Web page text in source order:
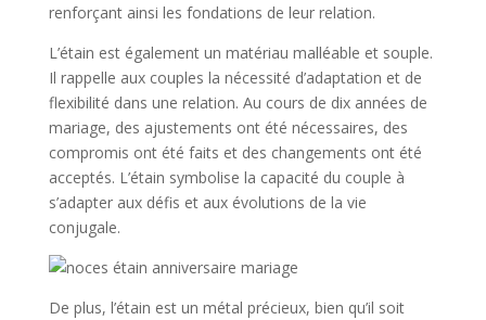
renforçant ainsi les fondations de leur relation.
L’étain est également un matériau malléable et souple.
Il rappelle aux couples la nécessité d’adaptation et de
flexibilité dans une relation. Au cours de dix années de
mariage, des ajustements ont été nécessaires, des
compromis ont été faits et des changements ont été
acceptés. L’étain symbolise la capacité du couple à
s’adapter aux défis et aux évolutions de la vie
conjugale.
De plus, l’étain est un métal précieux, bien qu’il soit